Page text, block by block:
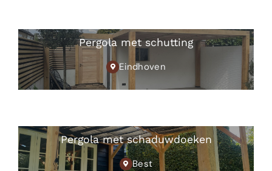
Pergola met schutting
Eindhoven
Pergola met schaduwdoeken
Best